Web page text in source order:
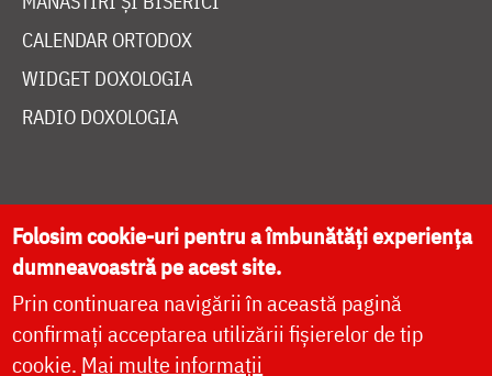
DESPRE NOI
LIVE
Folosim cookie-uri pentru a îmbunătăți experiența
dumneavoastră pe acest site.
Prin continuarea navigării în această pagină
confirmați acceptarea utilizării fișierelor de tip
cookie. Mai multe informații